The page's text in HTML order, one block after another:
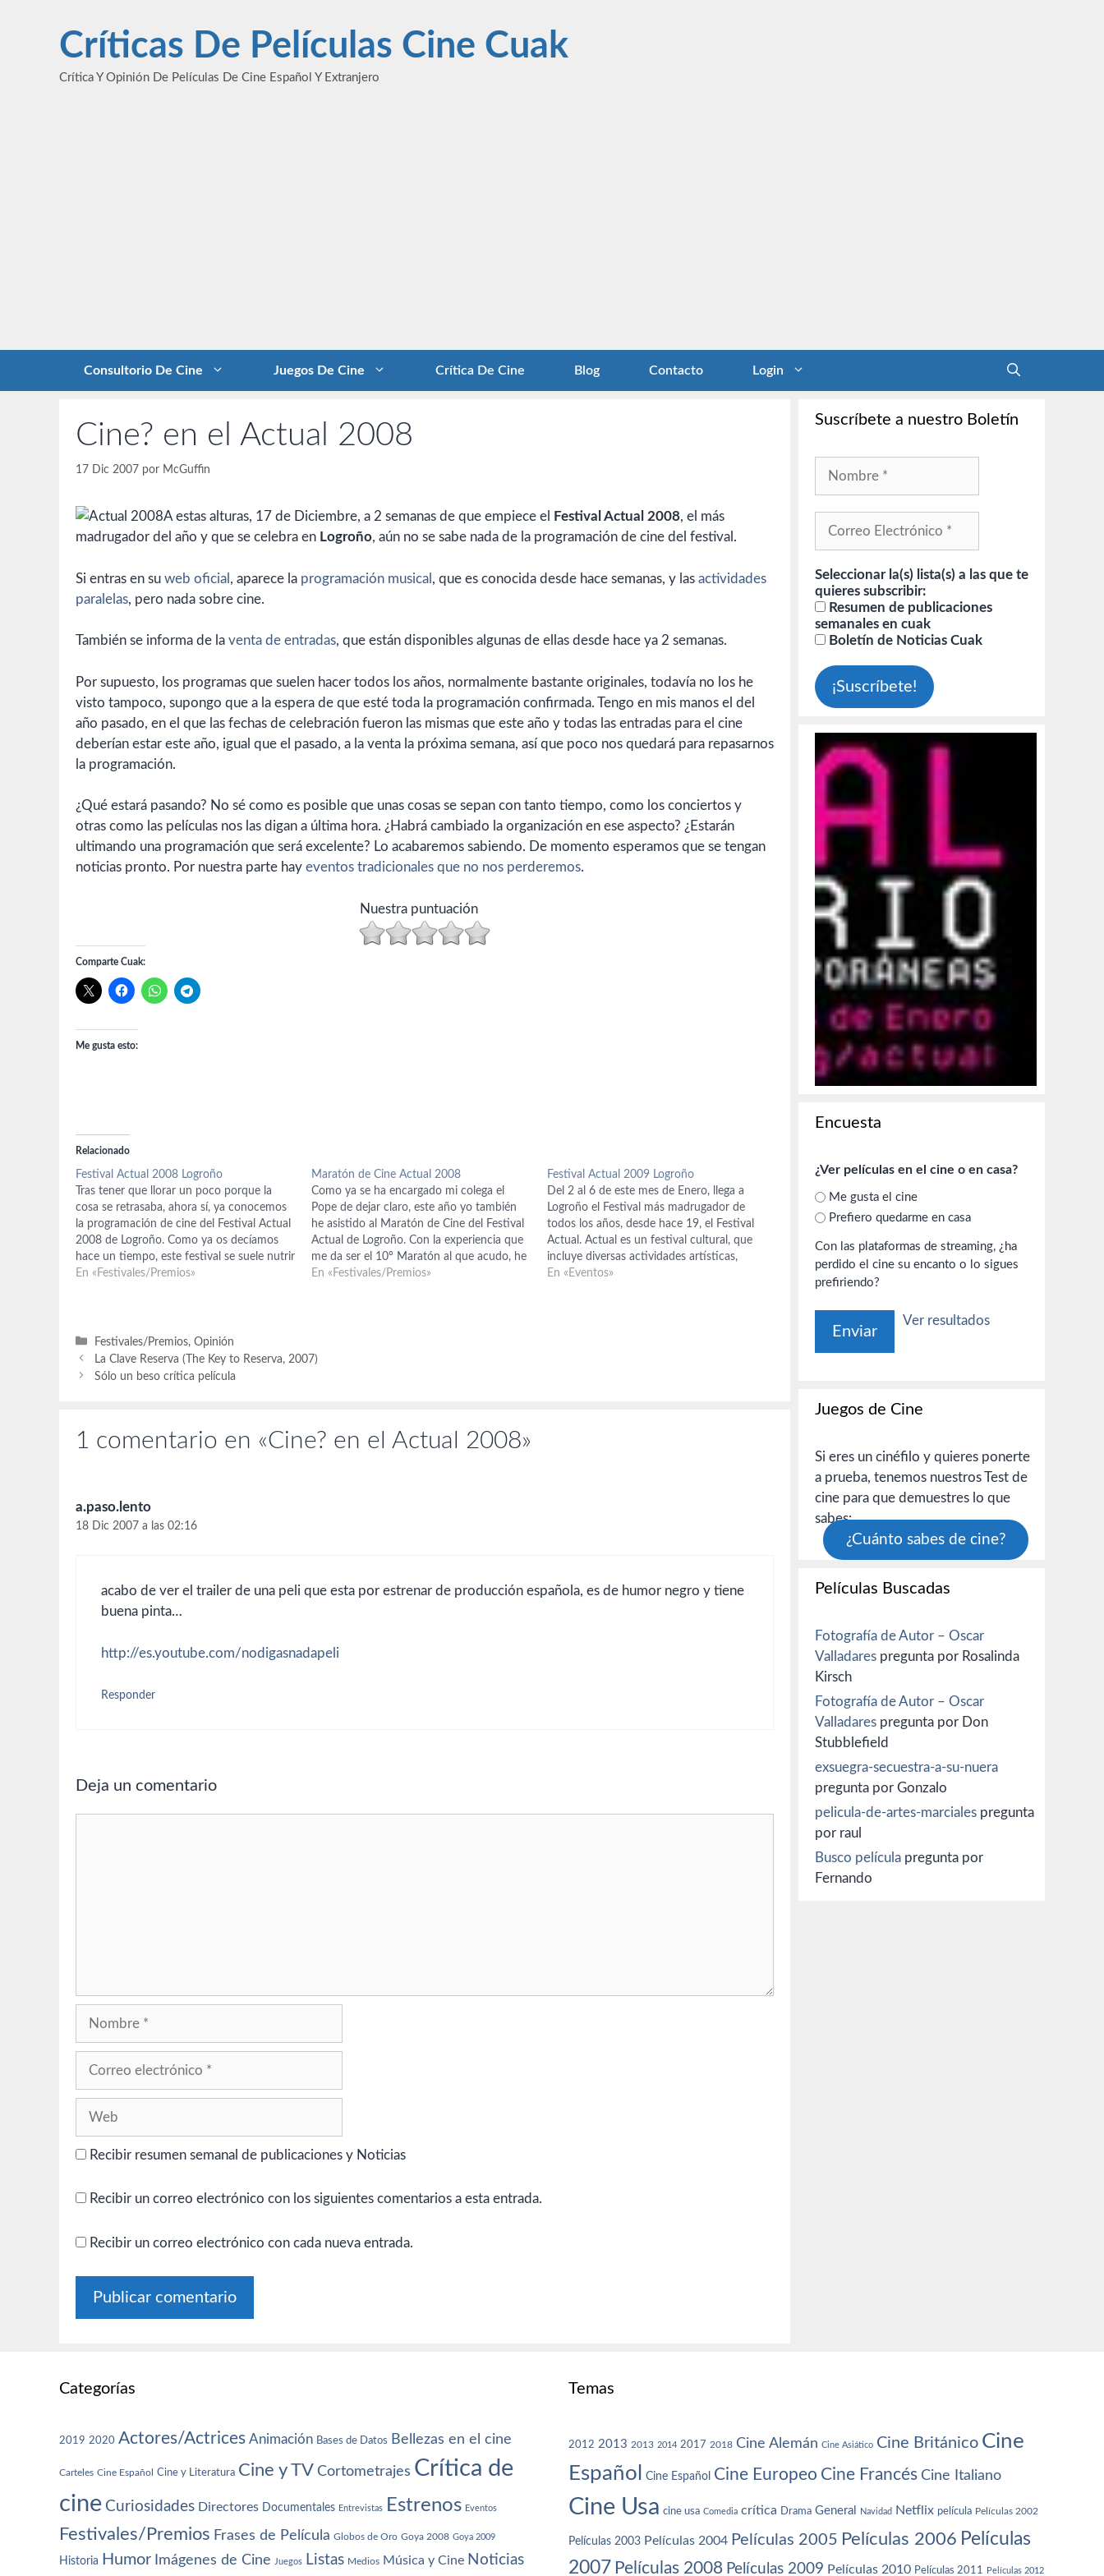
contenidoCríticas De Películas Cine Cuak
Crítica Y Opinión De Películas De Cine Español Y Extranjero
Consultorio De Cine Juegos De Cine Crítica De Cine Blog Contacto Login
Cine? en el Actual 2008
17 Dic 2007 por McGuffin
A estas alturas, 17 de Diciembre, a 2 semanas de que empiece el Festival Actual 2008, el más
madrugador del año y que se celebra en Logroño, aún no se sabe nada de la programación de cine del festival.
Si entras en su web oficial , aparece la programación musical , que es conocida desde hace semanas, y las actividades
paralelas, pero nada sobre cine.
También se informa de la venta de entradas, que están disponibles algunas de ellas desde hace ya 2 semanas.
Por supuesto, los programas que suelen hacer todos los años, normalmente bastante originales, todavía no los he
visto tampoco, supongo que a la espera de que esté toda la programación confirmada. Tengo en mis manos el del
año pasado, en el que las fechas de celebración fueron las mismas que este año y todas las entradas para el cine
deberían estar este año, igual que el pasado, a la venta la próxima semana, así que poco nos quedará para repasarnos
la programación.
¿Qué estará pasando? No sé como es posible que unas cosas se sepan con tanto tiempo, como los conciertos y
otras como las películas nos las digan a última hora. ¿Habrá cambiado la organización en ese aspecto? ¿Estarán
ultimando una programación que será excelente? Lo acabaremos sabiendo. De momento esperamos que se tengan
noticias pronto. Por nuestra parte hay eventos tradicionales que no nos perderemos.
Nuestra puntuación
Comparte Cuak:
Me gusta esto:
Relacionado
Festival Actual 2008 Logroño
Tras tener que llorar un poco porque la
cosa se retrasaba, ahora sí, ya conocemos
la programación de cine del Festival Actual
2008 de Logroño. Como ya os decíamos
hace un tiempo, este festival se suele nutrir
con películas premiadas en otros festivales,
En «Festivales/Premios»
Maratón de Cine Actual 2008
Como ya se ha encargado mi colega el
Pope de dejar claro, este año yo también
he asistido al Maratón de Cine del Festival
Actual de Logroño. Con la experiencia que
me da ser el 10º Maratón al que acudo, he
de decir que en mi opinión este ha sido…
En «Festivales/Premios»
Festival Actual 2009 Logroño
Del 2 al 6 de este mes de Enero, llega a
Logroño el Festival más madrugador de
todos los años, desde hace 19, el Festival
Actual. Actual es un festival cultural, que
incluye diversas actividades artísticas,
entre ellas varias que tienen que ver con el
En «Eventos»
Categorías
Festivales/Premios,Opinión
La Clave Reserva (The Key to Reserva, 2007)
Sólo un beso crítica película
1 comentario en «Cine? en el Actual 2008»
a.paso.lento
18 Dic 2007 a las 02:16
acabo de ver el trailer de una peli que esta por estrenar de producción española, es de humor negro y tiene
buena pinta…
http://es.youtube.com/nodigasnadapeli
Responder
Deja un comentario
Recibir resumen semanal de publicaciones y Noticias
Recibir un correo electrónico con los siguientes comentarios a esta entrada.
Recibir un correo electrónico con cada nueva entrada.
Suscríbete a nuestro Boletín
Seleccionar la(s) lista(s) a las que te
quieres subscribir:
Resumen de publicaciones
semanales en cuak
Boletín de Noticias Cuak
Encuesta
¿Ver películas en el cine o en casa?
Me gusta el cine
Prefiero quedarme en casa
Con las plataformas de streaming, ¿ha
perdido el cine su encanto o lo sigues
prefiriendo?
Ver resultados
Juegos de Cine
Si eres un cinéfilo y quieres ponerte
a prueba, tenemos nuestros Test de
cine para que demuestres lo que
sabes:
¿Cuánto sabes de cine?
Películas Buscadas
Fotografía de Autor – Oscar
Valladares pregunta por Rosalinda
Kirsch
Fotografía de Autor – Oscar
Valladares pregunta por Don
Stubblefield
exsuegra-secuestra-a-su-nuera
pregunta por Gonzalo
pelicula-de-artes-marciales pregunta
por raul
Busco película pregunta por
Fernando
Categorías
2019 2020 Actores/Actrices Animación Bases de Datos Bellezas en el cine
Carteles Cine Español Cine y Literatura Cine y TV Cortometrajes Crítica de
cine Curiosidades Directores Documentales Entrevistas Estrenos Eventos
Festivales/Premios Frases de Película Globos de Oro Goya 2008 Goya 2009
Historia Humor Imágenes de Cine Juegos Listas Medios Música y Cine Noticias
Temas
2012 2013 2013 2014 2017 2018 Cine Alemán Cine Asiático Cine Británico Cine
Español
Cine Español Cine Europeo Cine Francés Cine Italiano
Cine Usa cine usa Comedia crítica Drama General Navidad Netflix película Películas 2002
Películas 2003 Películas 2004 Películas 2005 Películas 2006 Películas
2007 Películas 2008 Películas 2009 Películas 2010 Películas 2011 Películas 2012